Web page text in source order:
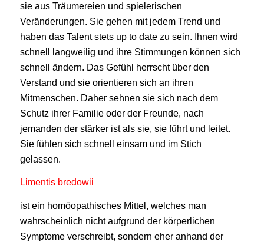
sie aus Träumereien und spielerischen
Veränderungen. Sie gehen mit jedem Trend und
haben das Talent stets up to date zu sein. Ihnen wird
schnell langweilig und ihre Stimmungen können sich
schnell ändern. Das Gefühl herrscht über den
Verstand und sie orientieren sich an ihren
Mitmenschen. Daher sehnen sie sich nach dem
Schutz ihrer Familie oder der Freunde, nach
jemanden der stärker ist als sie, sie führt und leitet.
Sie fühlen sich schnell einsam und im Stich
gelassen.
Limentis bredowii
ist ein homöopathisches Mittel, welches man
wahrscheinlich nicht aufgrund der körperlichen
Symptome verschreibt, sondern eher anhand der